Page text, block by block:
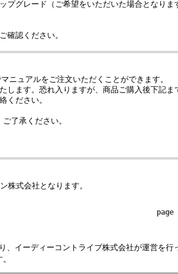
プグレード（ご希望をいただいた場合となりま
確認ください。
ニュアルをご注文いただくことができます。
します。恐れ入りますが、商品ご購入後下記ま
ください。
了承ください。
式会社となります。
page
イーディーコントライブ株式会社が運営を行